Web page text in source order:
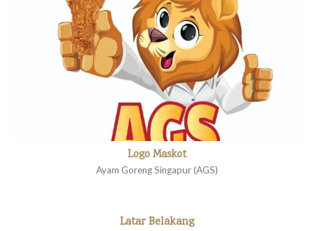
Logo Maskot
Ayam Goreng Singapur (AGS)
Latar Belakang